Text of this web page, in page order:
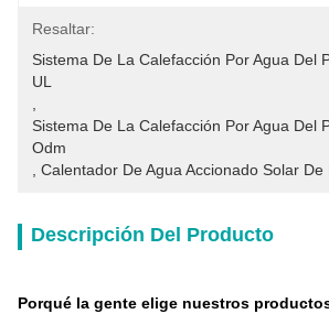
Resaltar:
Sistema De La Calefacción Por Agua Del
UL
Sistema De La Calefacción Por Agua Del
Odm
Calentador De Agua Accionado Solar De
Descripción Del Producto
Porqué la gente elige nuestros